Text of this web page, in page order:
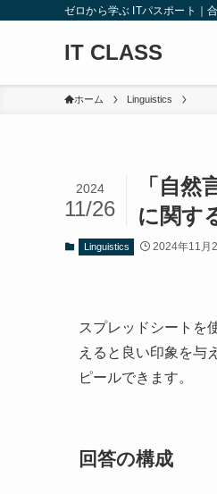
ゼロから学ぶ ITパスポート｜
IT CLASS
ホーム Linguistics
「自
に関す
2024
11/26
Linguistics 2024年11月
スプレッドシートを
えると良い印象を与
ピールできます。
回答の構成